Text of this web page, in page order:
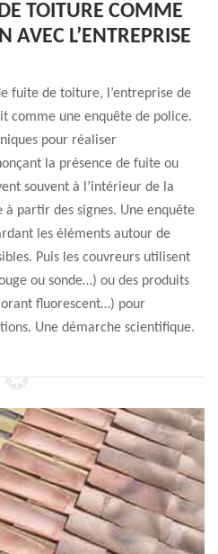
TOITURE COMME
AVEC L’ENTREPRISE
fuite de toiture, l’entreprise de
comme une enquête de police.
pour réaliser
la présence de fuite ou
souvent à l’intérieur de la
à partir des signes. Une enquête
les éléments autour de
Puis les couvreurs utilisent
ou sonde…) ou des produits
fluorescent…) pour
Une démarche scientifique.